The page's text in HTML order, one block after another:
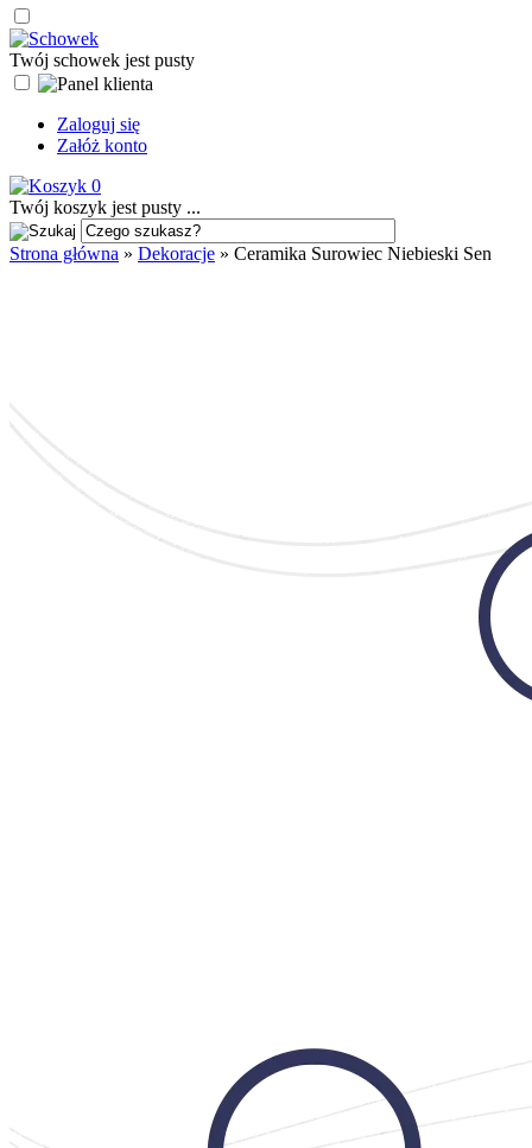
Twój schowek jest pusty
Zaloguj się
Załóż konto
0
Twój koszyk jest pusty ...
Strona główna » Dekoracje » Ceramika Surowiec Niebieski Sen